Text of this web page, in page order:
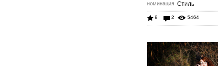
номинация Стиль
9 2 5464